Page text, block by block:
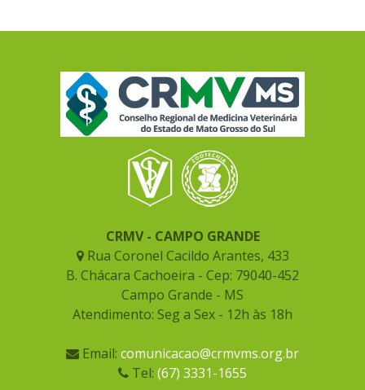
CRMV - CAMPO GRANDE
Rua Coronel Cacildo Arantes, 433
B. Chácara Cachoeira - Cep: 79040-452
Campo Grande - MS
Atendimento: Seg a Sex - 12h às 18h
Email: comunicacao@crmvms.org.br
Tel: (67) 3331-1655